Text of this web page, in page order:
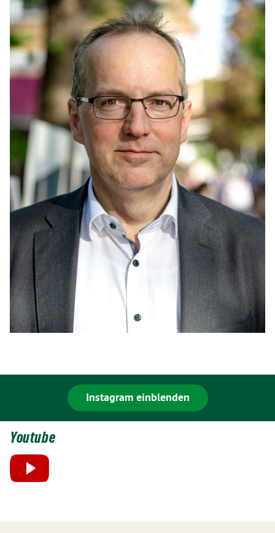
Instagram einblenden
Youtube